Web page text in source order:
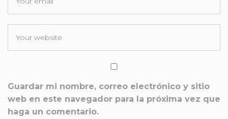
Guardar mi nombre, correo electrónico y sitio
web en este navegador para la próxima vez que
haga un comentario.